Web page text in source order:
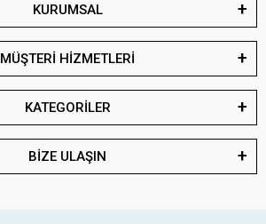
KURUMSAL
MÜŞTERİ HİZMETLERİ
KATEGORİLER
BİZE ULAŞIN